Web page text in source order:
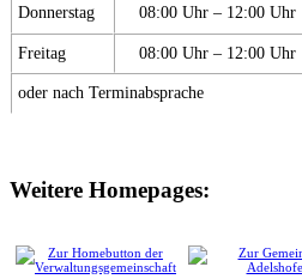
Donnerstag 08:00 Uhr – 12:00 Uhr
Freitag 08:00 Uhr – 12:00 Uhr
oder nach Terminabsprache
Weitere Homepages: